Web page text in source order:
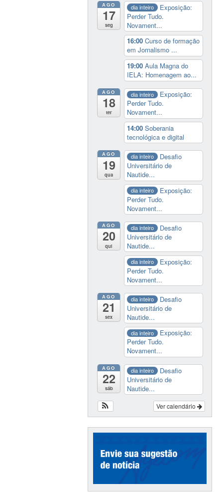
AGO
17
seg
dia inteiro
Exposição:
Perder Tudo.
Novament...
16:00Curso de formação
em Jornalismo ...
19:00Aula Magna do
IELA: Homenagem ao...
AGO
18
ter
dia inteiro
Exposição:
Perder Tudo.
Novament...
14:00Soberania
tecnológica e digital
AGO
19
qua
dia inteiro
Desafio
Universitário de
Nautide...
dia inteiro
Exposição:
Perder Tudo.
Novament...
AGO
20
qui
dia inteiro
Desafio
Universitário de
Nautide...
dia inteiro
Exposição:
Perder Tudo.
Novament...
AGO
21
sex
dia inteiro
Desafio
Universitário de
Nautide...
dia inteiro
Exposição:
Perder Tudo.
Novament...
AGO
22
sáb
dia inteiro
Desafio
Universitário de
Nautide...
Ver calendário